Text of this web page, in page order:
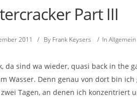
Part III
2011 / By Frank Keysers / In Allgemein
da sind wa wieder, quasi back in the
Wasser. Denn genau von dort bin
Tagen, an denen ich konzentriert